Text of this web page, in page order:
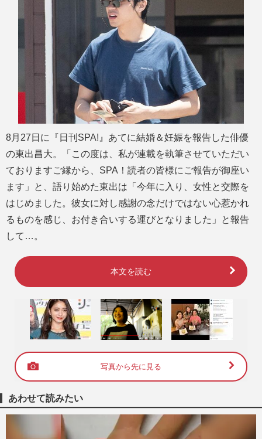
8月27日に『日刊SPA!』あてに結婚＆妊娠を報告した俳優
の東出昌大。「この度は、私が連載を執筆させていただい
ておりますご縁から、SPA！読者の皆様にご報告が御座い
ます」と、語り始めた東出は「今年に入り、女性と交際を
はじめました。彼女に対し感謝の念だけではない心惹かれ
るものを感じ、お付き合いする運びとなりました」と報告
して…。
本文を読む
写真から先に見る
あわせて読みたい